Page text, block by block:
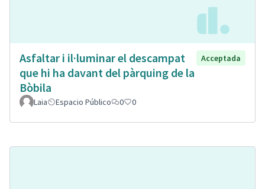
Asfaltar i il·luminar el descampat
que hi ha davant del pàrquing de la
Bòbila
Acceptada
Laia Espacio Público 0 0